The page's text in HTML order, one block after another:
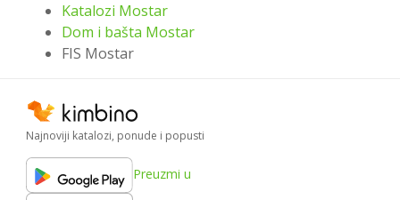
Katalozi Mostar
Dom i bašta Mostar
FIS Mostar
Najnoviji katalozi, ponude i popusti
Preuzmi u